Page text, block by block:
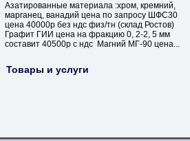
Азатированные материала :хром, кремний,
марганец, ванадий цена по запросу ШФС30
цена 40000р без ндс физ/тн (склад Ростов)
Графит ГИИ цена на фракцию 0, 2-2, 5 мм
составит 40500р с ндс Магний МГ-90 цена...
Товары и услуги